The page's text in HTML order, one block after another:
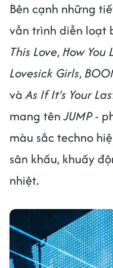
Bên cạnh những
vẫn trình diễn loạt
This Love, How You
Lovesick Girls,
vàAs If It’s Your
mang tênJUMP-
màu sắc techno
sân khấu, khuấy
nhiệt.